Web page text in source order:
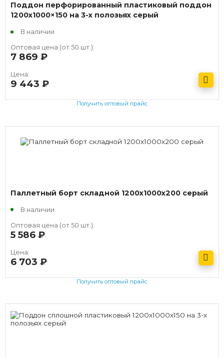
Поддон перфорированный пластиковый поддон
1200х1000×150 на 3-х полозьях серый
В наличии
Оптовая цена (от 50 шт.):
7 869
Цена:
9 443
Получить оптовый прайс
Паллетный борт складной 1200х1000х200 серый
В наличии
Оптовая цена (от 50 шт.):
5 586
Цена:
6 703
Получить оптовый прайс